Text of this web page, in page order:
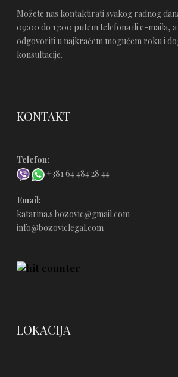
Možete nas kontaktirati svakog radnog
09:00 do 17:00 putem telefona ili e-maila,
odgovoriti u najkraćem mogućem roku i
konsultacije.
KONTAKT
Telefon:
+381 64 484 28 44
Email:
katarina.s.bozovic@gmail.com
info@bozoviclegal.com
LOKACIJA